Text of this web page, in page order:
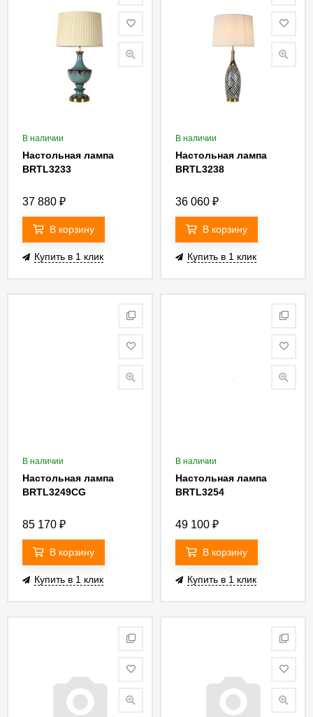
В наличии
Настольная лампа
BRTL3233
37 880 ₽
В корзину
Купить в 1 клик
В наличии
Настольная лампа
BRTL3238
36 060 ₽
В корзину
Купить в 1 клик
В наличии
Настольная лампа
BRTL3249CG
85 170 ₽
В корзину
Купить в 1 клик
В наличии
Настольная лампа
BRTL3254
49 100 ₽
В корзину
Купить в 1 клик